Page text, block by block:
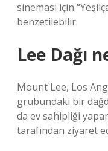
sineması için
benzetilebilir.
Lee Dağı
Mount Lee, Los
grubundaki bir
da ev sahipliği
tarafından ziyaret